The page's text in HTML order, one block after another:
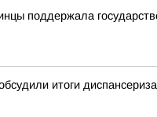
поддержала
итоги